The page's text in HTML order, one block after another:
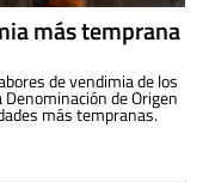
más temprana
de vendimia de los
de Origen
más tempranas.